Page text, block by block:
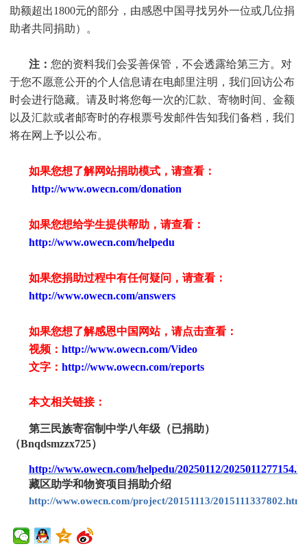
助额超出1800元的部分，由感恩中国寻找另外一位或几位捐
助者共同捐助）。
注： 您的资料我们会妥善保管，不会透露给第三方。对
于您不愿意公开的个人信息请在电邮里注明，我们回访公布
时会进行隐藏。请及时将您每一次的汇款、寄物时间、金额
以及汇款或者邮寄时的存根票号发邮件告知我们备档，我们
将在网上予以公布。
如果您想了解网站捐助模式，请查看：
http://www.owecn.com/donation
如果您想给学生提供帮助，请查看：
http://www.owecn.com/helpedu
如果您捐助过程中有任何疑问，请查看：
http://www.owecn.com/answers
如果您想了解感恩中国网站，请点击查看：
视频： http://www.owecn.com/Video
文字： http://www.owecn.com/reports
本文相关链接：
第三民族寄宿制中学八年级（已捐助）
（Bnqdsmzzx725）
http://www.owecn.com/helpedu/20250112/
藏区助学和物资项目捐助介绍
http://www.owecn.com/project/20151113/2015111337802.html